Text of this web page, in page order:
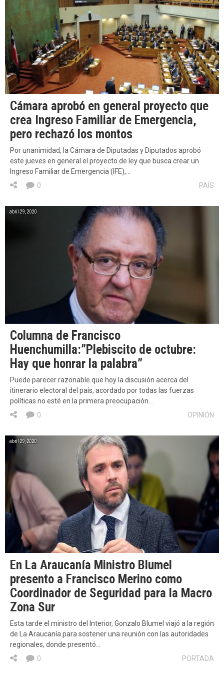
Cámara aprobó en general proyecto que
crea Ingreso Familiar de Emergencia,
pero rechazó los montos
Por unanimidad, la Cámara de Diputadas y Diputados aprobó
este jueves en general el proyecto de ley que busca crear un
Ingreso Familiar de Emergencia (IFE),…
PAÍS
0
abril 29, 2020
Columna de Francisco
Huenchumilla:”Plebiscito de octubre:
Hay que honrar la palabra”
Puede parecer razonable que hoy la discusión acerca del
itinerario electoral del país, acordado por todas las fuerzas
políticas no esté en la primera preocupación…
OPINIÓN
0
abril 29, 2020
En La Araucanía Ministro Blumel
presento a Francisco Merino como
Coordinador de Seguridad para la Macro
Zona Sur
Esta tarde el ministro del Interior, Gonzalo Blumel viajó a la región
de La Araucanía para sostener una reunión con las autoridades
regionales, donde presentó…
PORTADA
0